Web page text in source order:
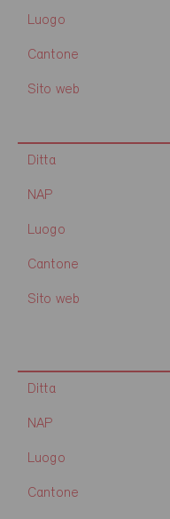
Luogo
Cantone
Sito web
Ditta
NAP
Luogo
Cantone
Sito web
Ditta
NAP
Luogo
Cantone